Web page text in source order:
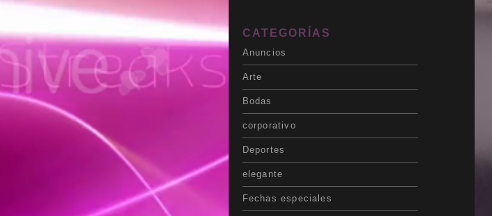
CATEGORÍAS
Anuncios
Arte
Bodas
corporativo
Deportes
elegante
Fechas especiales